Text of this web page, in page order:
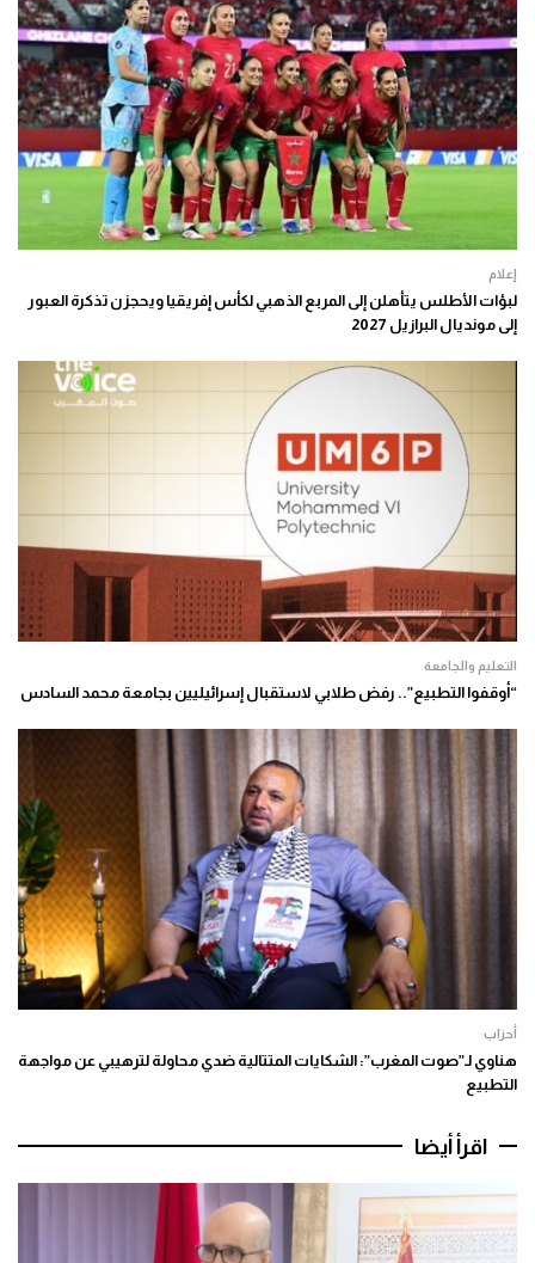
إعلام
لبؤات الأطلس يتأهلن إلى المربع الذهبي لكأس إفريقيا ويحجزن تذكرة العبور
إلى مونديال البرازيل 2027
التعليم والجامعة
“أوقفوا التطبيع”.. رفض طلابي لاستقبال إسرائيليين بجامعة محمد السادس
أحزاب
هناوي لـ”صوت المغرب”: الشكايات المتتالية ضدي محاولة لترهيبي عن مواجهة
التطبيع
اقرأ أيضا